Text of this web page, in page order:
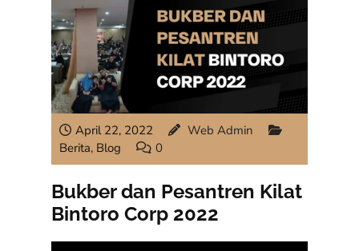
April 22, 2022
Web Admin
Berita, Blog 0
Bukber dan Pesantren Kilat
Bintoro Corp 2022